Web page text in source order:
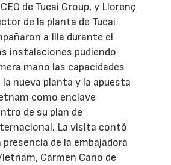
de Tucai Group, y Llorenç
de la planta de Tucai
a Illa durante el
instalaciones pudiendo
mano las capacidades
nueva planta y la apuesta
como enclave
de su plan de
La visita contó
de la embajadora
Carmen Cano de